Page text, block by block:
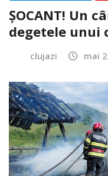
ȘOCANT! Un
degetele unui
clujazi mai